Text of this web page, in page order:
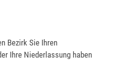
Bezirk Sie Ihren
Ihre Niederlassung haben